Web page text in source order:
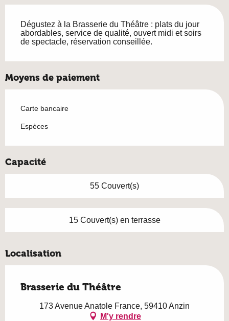
Dégustez à la Brasserie du Théâtre : plats du jour
abordables, service de qualité, ouvert midi et soirs
de spectacle, réservation conseillée.
Moyens de paiement
Carte bancaire
Espèces
Capacité
55 Couvert(s)
15 Couvert(s) en terrasse
Localisation
Brasserie du Théâtre
173 Avenue Anatole France, 59410 Anzin
M'y rendre